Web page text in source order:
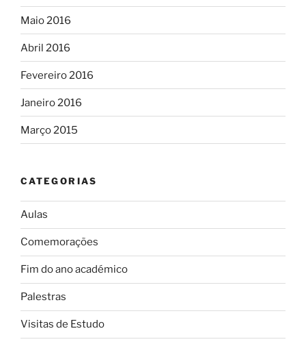
Maio 2016
Abril 2016
Fevereiro 2016
Janeiro 2016
Março 2015
CATEGORIAS
Aulas
Comemorações
Fim do ano académico
Palestras
Visitas de Estudo